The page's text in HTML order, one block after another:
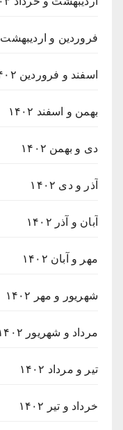
فروردین و اردیبهشت ۱۴۰۳
اسفند و فروردین ۱۴۰۲
بهمن و اسفند ۱۴۰۲
دی و بهمن ۱۴۰۲
آذر و دی ۱۴۰۲
آبان و آذر ۱۴۰۲
مهر و آبان ۱۴۰۲
شهریور و مهر ۱۴۰۲
مرداد و شهریور ۱۴۰۲
تیر و مرداد ۱۴۰۲
خرداد و تیر ۱۴۰۲